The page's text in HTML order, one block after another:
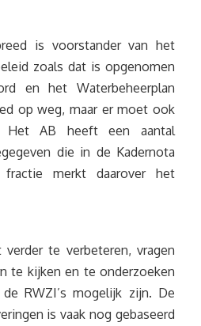
is voorstander van het
zoals dat is opgenomen
en het Waterbeheerplan
op weg, maar er moet ook
Het AB heeft een aantal
die in de Kadernota
merkt daarover het
te verbeteren, vragen
te kijken en te onderzoeken
RWZI’s mogelijk zijn. De
is vaak nog gebaseerd